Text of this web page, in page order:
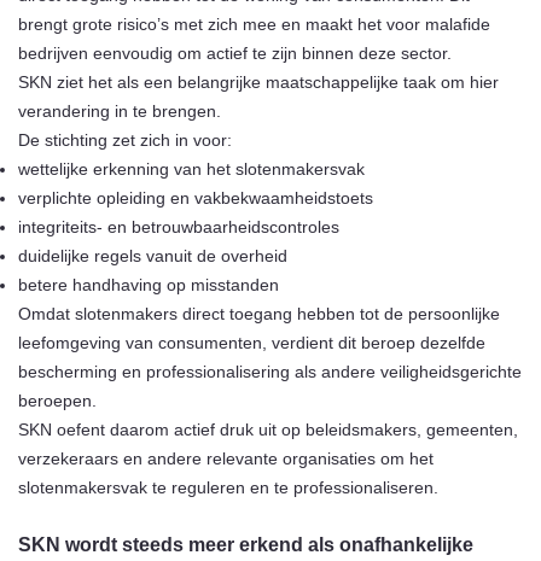
brengt grote risico’s met zich mee en maakt het voor malafide
bedrijven eenvoudig om actief te zijn binnen deze sector.
SKN ziet het als een belangrijke maatschappelijke taak om hier
verandering in te brengen.
De stichting zet zich in voor:
wettelijke erkenning van het slotenmakersvak
verplichte opleiding en vakbekwaamheidstoets
integriteits- en betrouwbaarheidscontroles
duidelijke regels vanuit de overheid
betere handhaving op misstanden
Omdat slotenmakers direct toegang hebben tot de persoonlijke
leefomgeving van consumenten, verdient dit beroep dezelfde
bescherming en professionalisering als andere veiligheidsgerichte
beroepen.
SKN oefent daarom actief druk uit op beleidsmakers, gemeenten,
verzekeraars en andere relevante organisaties om het
slotenmakersvak te reguleren en te professionaliseren.
SKN wordt steeds meer erkend als onafhankelijke